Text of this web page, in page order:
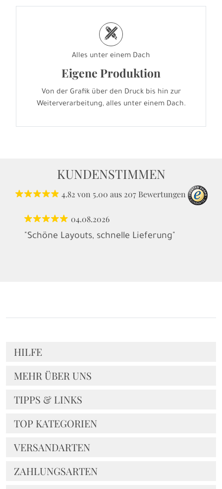
h
Alles unter einem Dach
Eigene Produktion
Von der Grafik über den Druck bis hin zur
Weiterverarbeitung, alles unter einem Dach.
KUNDENSTIMMEN
4.82 von 5.00 aus 207 Bewertungen
04.08.2026
"Schöne Layouts, schnelle Lieferung"
HILFE
MEHR ÜBER UNS
TIPPS & LINKS
TOP KATEGORIEN
VERSANDARTEN
ZAHLUNGSARTEN